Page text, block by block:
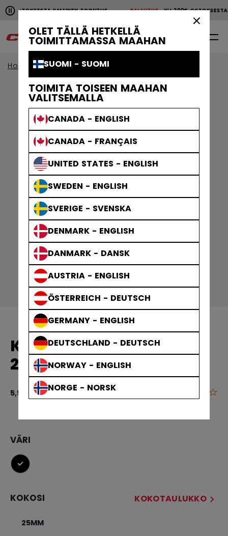
OLET TÄLLÄ HETKELLÄ
TOIMITTAMASSA MAAHAN
SUOMI - SUOMI
TOIMITA TOISEEN MAAHAN
VALITSEMALLA
CANADA - ENGLISH
CANADA - FRANÇAIS
UNITED STATES - ENGLISH
SWEDEN - ENGLISH
SVERIGE - SVENSKA
DENMARK - ENGLISH
DANMARK - DANSK
AUSTRIA - ENGLISH
ÖSTERREICH - DEUTSCH
GERMANY - ENGLISH
DEUTSCHLAND - DEUTSCH
NORWAY - ENGLISH
NORGE - NORSK
Pause the horizontal scroll animation.
OSTOKSESTA ILMAINEN TOIMITUSPALAUTUS YLI 200€
YLI 200€ OSTOKSESTA ILMAINEN TOIMITUS
Home Jääkiekkotarvikkeet
KANGASTEIPPI 20M X
25MM MUSTA
5,90 € 3,4 out of 5
VÄRI
selected
KOKOSI KOKOTAULUKKO
25MM